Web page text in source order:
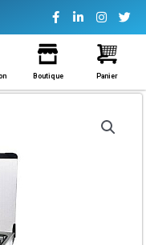
Boutique Panier